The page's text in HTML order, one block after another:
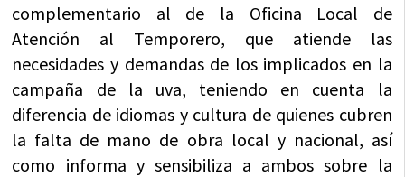
complementario al de la Oficina Local de
Atención al Temporero, que atiende las
necesidades y demandas de los implicados en la
campaña de la uva, teniendo en cuenta la
diferencia de idiomas y cultura de quienes cubren
la falta de mano de obra local y nacional, así
como informa y sensibiliza a ambos sobre la